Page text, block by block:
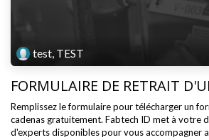
test, TEST
FORMULAIRE DE RETRAIT
Remplissez le formulaire pour télécharger un
cadenas gratuitement. Fabtech ID met à votre
d'experts disponibles pour vous accompagner